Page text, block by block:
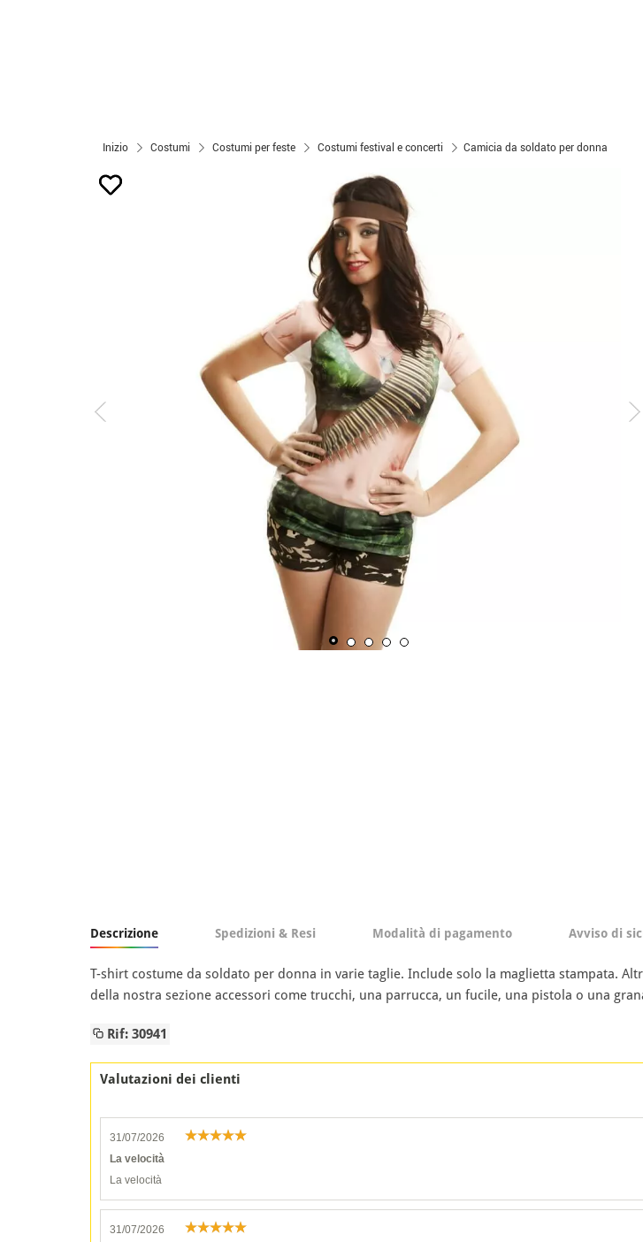
Inizio Costumi Costumi per feste Costumi festival e concerti Camicia da soldato per donna
Descrizione Spedizioni & Resi Modalità di pagamento Avviso di
T-shirt costume da soldato per donna in varie taglie. Include solo la maglietta stampata.
della nostra sezione accessori come trucchi, una parrucca, un fucile, una pistola o una
Rif: 30941
Valutazioni dei clienti
31/07/2026
La velocità
La velocità
31/07/2026